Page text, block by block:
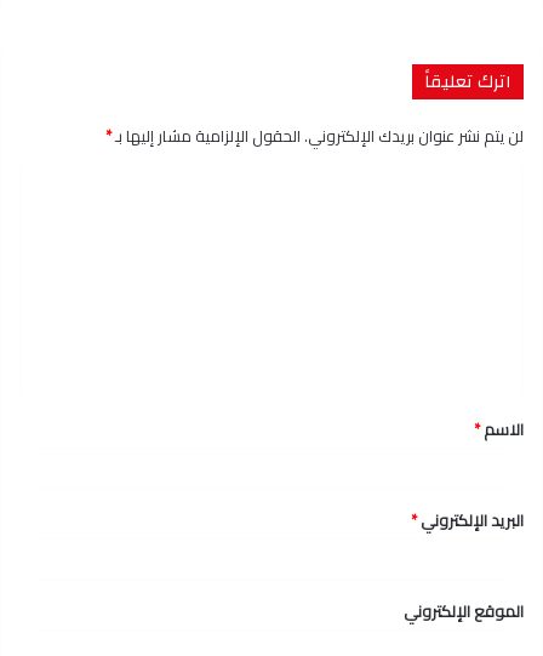
اترك تعليقاً
لن يتم نشر عنوان بريدك الإلكتروني.الحقول الإلزامية مشار إليها بـ*
*
الاسم*
البريد الإلكتروني*
الموقع الإلكتروني